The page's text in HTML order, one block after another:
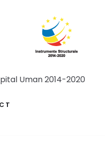
Uman 2014-2020